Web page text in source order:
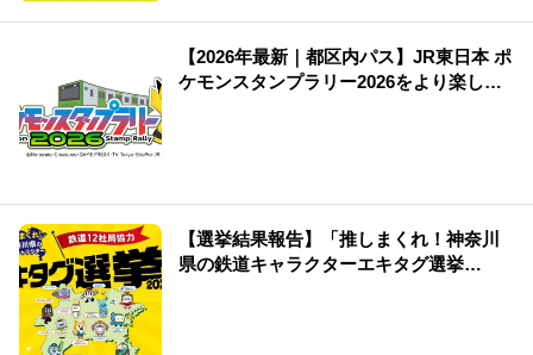
【2026年最新｜都区内パス】JR東日本 ポ
ケモンスタンプラリー2026をより楽しむ
【選挙結果報告】「推しまくれ！神奈川
県の鉄道キャラクターエキタグ選挙